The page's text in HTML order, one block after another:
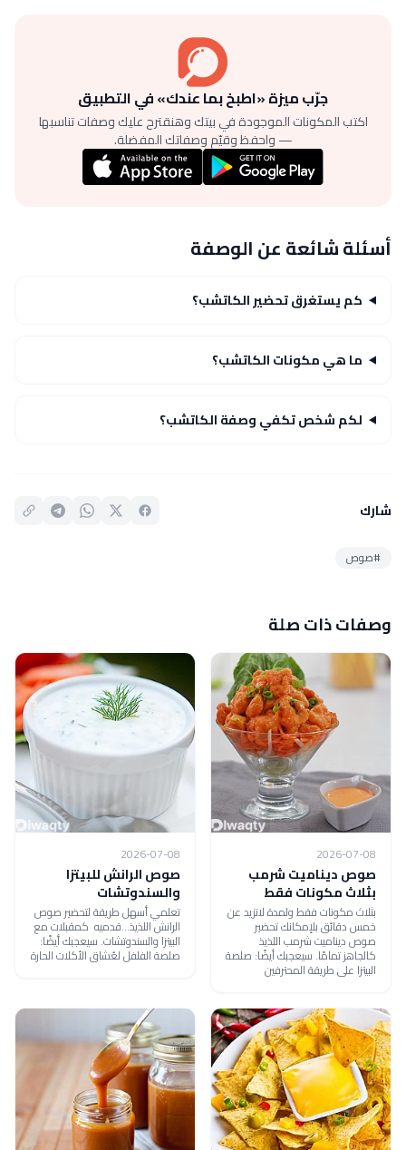
جرّب ميزة «اطبخ بما عندك» في التطبيق
اكتب المكونات الموجودة في بيتك وهنقترح عليك وصفات تناسبها
— واحفظ وقيّم وصفاتك المفضلة.
أسئلة شائعة عن الوصفة
كم يستغرق تحضير الكاتشب؟
ما هي مكونات الكاتشب؟
لكم شخص تكفي وصفة الكاتشب؟
شارك
#صوص
وصفات ذات صلة
2026-07-08
صوص ديناميت شرمب
بثلاث مكونات فقط
بثلاث مكونات فقط ولمدة لاتزيد عن
خمس دقائق بلإمكانك تحضير
صوص ديناميت شرمب اللذيذ
كالجاهز تمامًا. سيعجبك أيضًا: صلصة
البيتزا على طريقة المحترفين
2026-07-08
صوص الرانش للبيتزا
والسندوتشات
تعلمي أسهل طريقة لتحضير صوص
الرانش اللذيذ...قدميه كمقبلات مع
البيتزا والسندوتشات. سيعجبك أيضًا:
صلصة الفلفل لعُشاق الأكلات الحارة